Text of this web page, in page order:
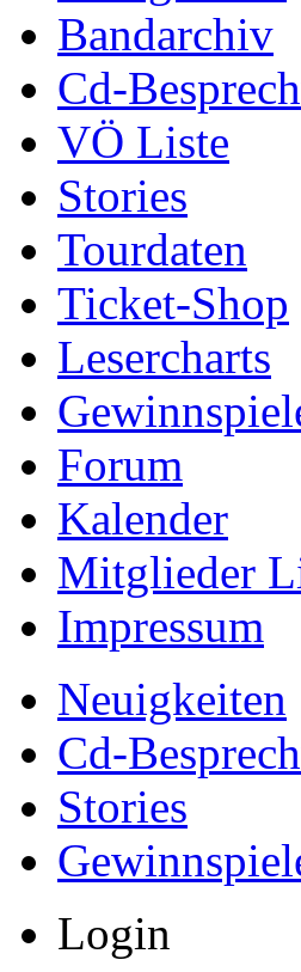
Bandarchiv
Cd-
VÖ Liste
Stories
Tourdaten
Ticket-Shop
Lesercharts
Forum
Kalender
Mitglieder
Impressum
Neuigkeiten
Cd-
Stories
Login